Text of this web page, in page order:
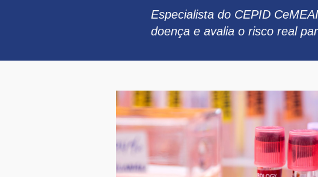
Especialista do CEPID
doença e avalia o risco real